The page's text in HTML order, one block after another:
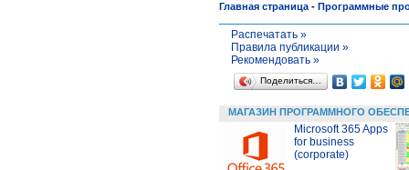
Главная страница - Программные
Распечатать »
Правила публикации »
Рекомендовать »
Поделиться…
МАГАЗИН ПРОГРАММНОГО
Microsoft 365 Apps
for business
(corporate)